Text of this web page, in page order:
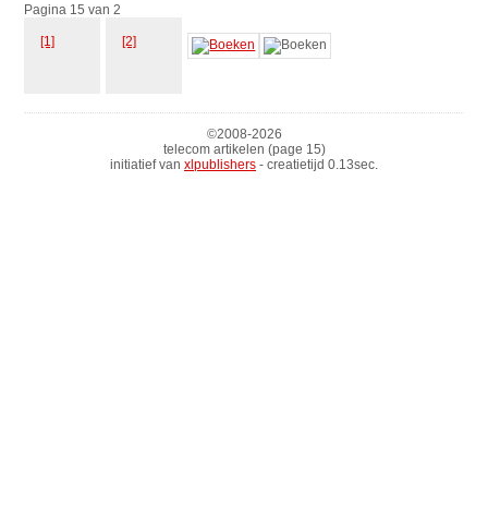
Pagina 15 van 2
[1] [2]
©2008-2026
telecom artikelen (page 15)
initiatief van xlpublishers - creatietijd 0.13sec.